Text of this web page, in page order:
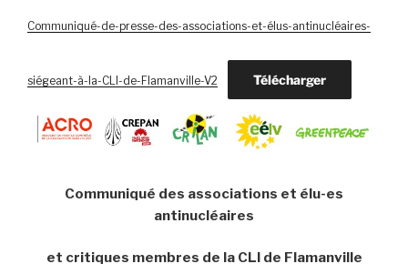
Communiqué-de-presse-des-associations-et-élus-antinucléaires-
siégeant-à-la-CLI-de-Flamanville-V2 Télécharger
Communiqué des associations et élu-es
antinucléaires
et critiques membres de la CLI de Flamanville